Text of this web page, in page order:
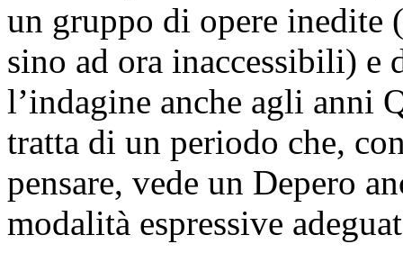
un gruppo di opere inedite
sino ad ora inaccessibili) e
l’indagine anche agli anni
tratta di un periodo che,
pensare, vede un Depero
modalità espressive